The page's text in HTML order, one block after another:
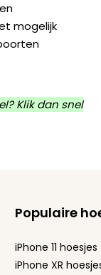
mogelijk
Klik dan snel
Populaire
iPhone 11 hoesjes
iPhone XR